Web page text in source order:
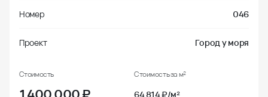
Номер 046
Проект Город у моря
Стоимость Стоимость за м²
64 814 ₽/м²